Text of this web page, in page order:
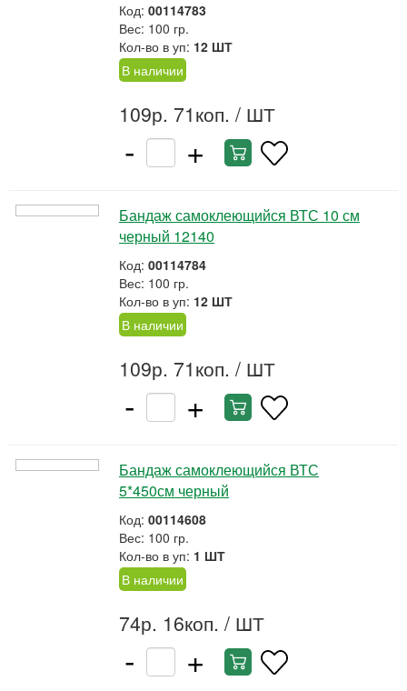
Код: 00114783
Вес: 100 гр.
Кол-во в уп: 12 ШТ
В наличии
109р. 71коп. / ШТ
- +
Бандаж самоклеющийся ВТС 10 см
черный 12140
Код: 00114784
Вес: 100 гр.
Кол-во в уп: 12 ШТ
В наличии
109р. 71коп. / ШТ
- +
Бандаж самоклеющийся ВТС
5*450см черный
Код: 00114608
Вес: 100 гр.
Кол-во в уп: 1 ШТ
В наличии
74р. 16коп. / ШТ
- +